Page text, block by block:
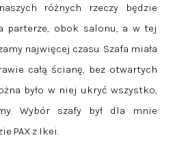
różnych rzeczy będzie
parterze, obok salonu, a w tej
najwięcej czasu. Szafa miała
całą ścianę, bez otwartych
było w niej ukryć wszystko,
Wybór szafy był dla mnie
PAX z Ikei.